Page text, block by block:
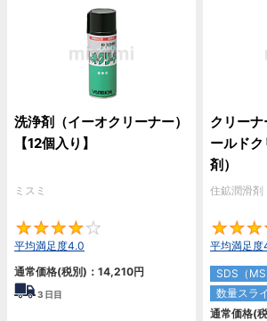
洗浄剤（イーオクリーナー）
【12個入り】
ミスミ
平均満足度4.0
通常価格(税別)： 14,210円
3 日目
クリー
ールド
剤）
住鉱潤滑剤
平均満足度
SDS（
数量スラ
通常価格(